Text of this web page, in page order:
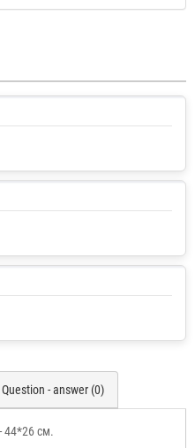
Question - answer (0)
44*26 см.